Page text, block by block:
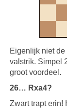
Eigenlijk niet
valstrik. Simpel
groot voordeel.
26… Rxa4?
Zwart trapt